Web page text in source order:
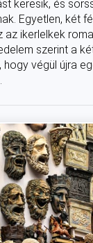
keresik, és
Egyetlen, két
az ikerlelkek
szerint a
hogy végül újra